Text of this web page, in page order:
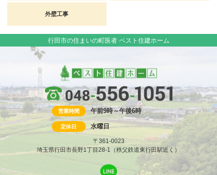
外壁工事
行田市の住まいの町医者 ベスト住建ホーム
営業時間 午前9時～午後6時
定休日 水曜日
〒361-0023
埼玉県行田市長野1丁目28-1（秩父鉄道東行田駅近く）